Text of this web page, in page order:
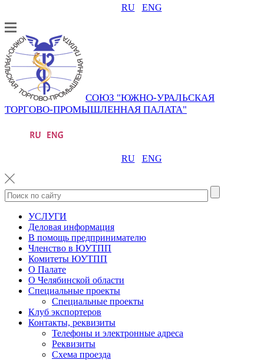
RU ENG
СОЮЗ "ЮЖНО-УРАЛЬСКАЯ
ТОРГОВО-ПРОМЫШЛЕННАЯ ПАЛАТА"
RU ENG
УСЛУГИ
Деловая информация
В помощь предпринимателю
Членство в ЮУТПП
Комитеты ЮУТПП
О Палате
О Челябинской области
Специальные проекты
Специальные проекты
Клуб экспортеров
Контакты, реквизиты
Телефоны и электронные адреса
Реквизиты
Схема проезда